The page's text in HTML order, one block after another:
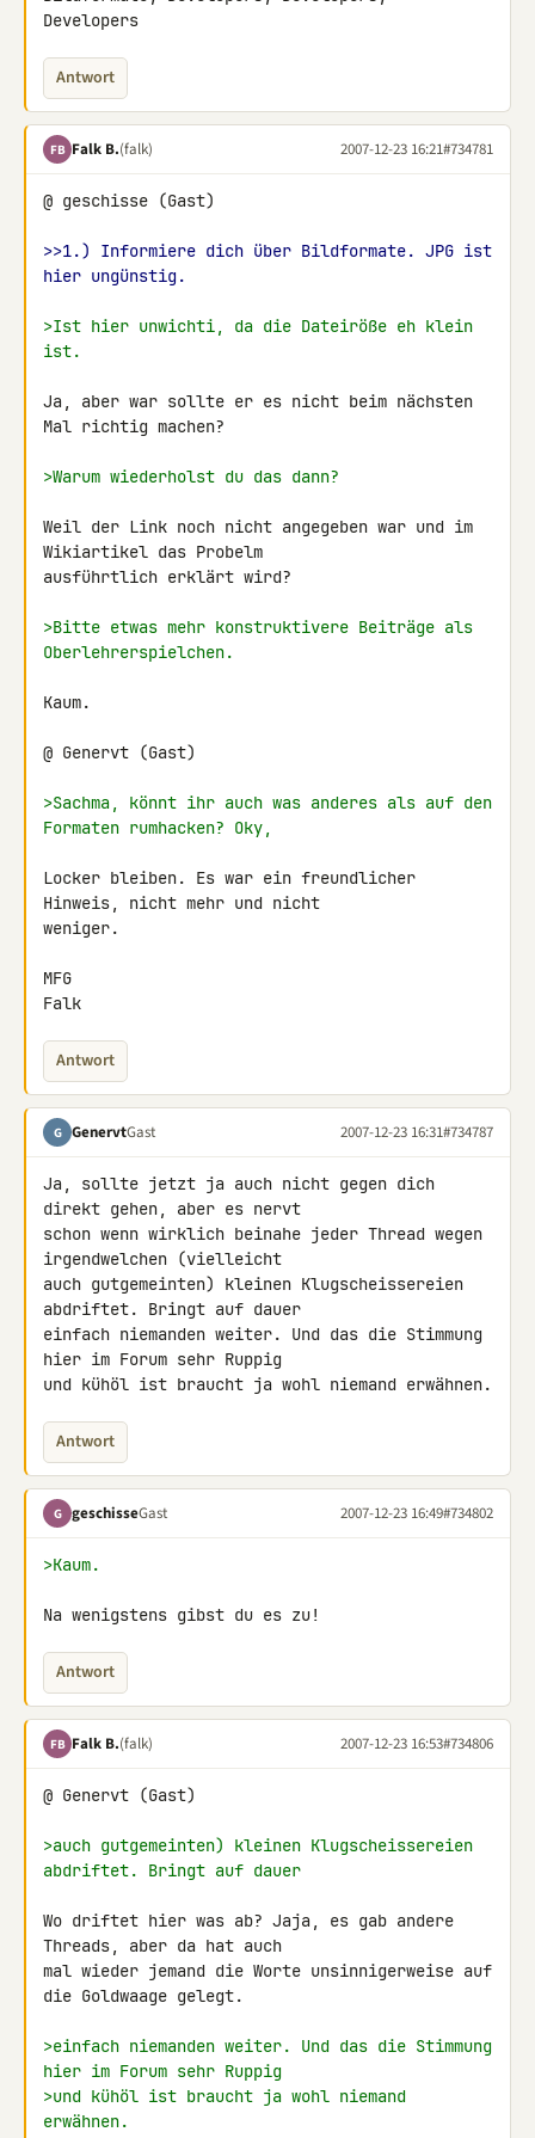
Developers
Antwort
FB Falk B.(falk) 2007-12-23 16:21#734781
@ geschisse (Gast)
>>1.) Informiere dich über Bildformate. JPG ist
hier ungünstig.
>Ist hier unwichti, da die Dateiröße eh klein
ist.
Ja, aber war sollte er es nicht beim nächsten
Mal richtig machen?
>Warum wiederholst du das dann?
Weil der Link noch nicht angegeben war und im
Wikiartikel das Probelm
ausführtlich erklärt wird?
>Bitte etwas mehr konstruktivere Beiträge als
Oberlehrerspielchen.
Kaum.
@ Genervt (Gast)
>Sachma, könnt ihr auch was anderes als auf den
Formaten rumhacken? Oky,
Locker bleiben. Es war ein freundlicher
Hinweis, nicht mehr und nicht
weniger.
MFG
Falk
Antwort
G GenervtGast 2007-12-23 16:31#734787
Ja, sollte jetzt ja auch nicht gegen dich
direkt gehen, aber es nervt
schon wenn wirklich beinahe jeder Thread wegen
irgendwelchen (vielleicht
auch gutgemeinten) kleinen Klugscheissereien
abdriftet. Bringt auf dauer
einfach niemanden weiter. Und das die Stimmung
hier im Forum sehr Ruppig
und kühöl ist braucht ja wohl niemand erwähnen.
Antwort
G geschisseGast 2007-12-23 16:49#734802
>Kaum.
Na wenigstens gibst du es zu!
Antwort
FB Falk B.(falk) 2007-12-23 16:53#734806
@ Genervt (Gast)
>auch gutgemeinten) kleinen Klugscheissereien
abdriftet. Bringt auf dauer
Wo driftet hier was ab? Jaja, es gab andere
Threads, aber da hat auch
mal wieder jemand die Worte unsinnigerweise auf
die Goldwaage gelegt.
>einfach niemanden weiter. Und das die Stimmung
hier im Forum sehr Ruppig
>und kühöl ist braucht ja wohl niemand
erwähnen.